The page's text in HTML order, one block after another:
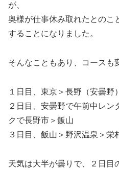
が、
奥様が仕事休み取れたとのこ
することになりました。
そんなこともあり、コースも
１日目、東京＞長野（安曇野）
２日目、安曇野で午前中レン
クで長野市＞飯山
３日目、飯山＞野沢温泉＞栄
天気は大半が曇りで、２日目